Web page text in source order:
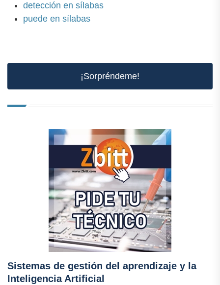
detección en sílabas
puede en sílabas
¡Sorpréndeme!
Sistemas de gestión del aprendizaje y la
Inteligencia Artificial